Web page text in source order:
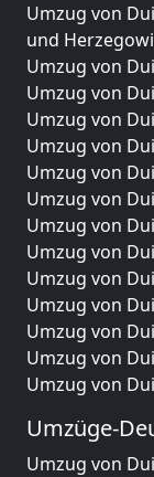
Umzug von
und
Umzug von
Umzug von
Umzug von
Umzug von
Umzug von
Umzug von
Umzug von
Umzug von
Umzug von
Umzug von
Umzug von
Umzug von
Umzug von
Umzüge-
Umzug von